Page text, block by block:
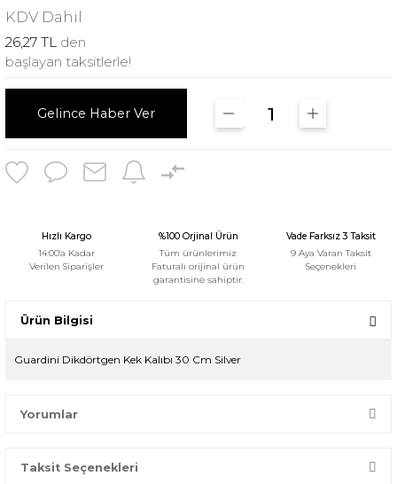
KDV Dahil
26,27 TL den
başlayan taksitlerle!
Gelince Haber Ver
Hızlı Kargo
14:00'a Kadar
Verilen Siparişler
%100 Orjinal Ürün
Tüm ürünlerimiz
Faturalı orijinal ürün
garantisine sahiptir.
Vade Farksız 3 Taksit
9 Aya Varan Taksit
Seçenekleri
Ürün Bilgisi
Guardini Dikdörtgen Kek Kalıbı 30 Cm Silver
Yorumlar
Bir dakikanızı ayırın, yorumunuzla başkalarının doğru seçim
Taksit Seçenekleri